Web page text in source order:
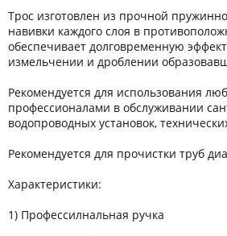
Трос изготовлен из прочной
навивки каждого слоя в
обеспечивает долговременную
измельчении и дроблении
Рекомендуется для использования
профессионалами в обслуживании
водопроводных установок,
Рекомендуется для прочистки труб
Характеристики:
1) Профессилнальная ручка